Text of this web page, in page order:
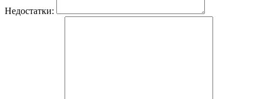
Недостатки: